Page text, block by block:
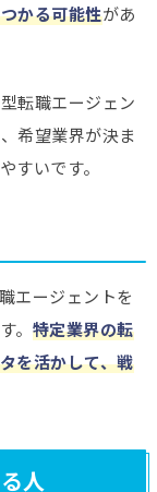
かる可能性があ
転職エージェン
希望業界が決ま
すいです。
エージェントを
。 特定業界の転
を活かして、戦
人